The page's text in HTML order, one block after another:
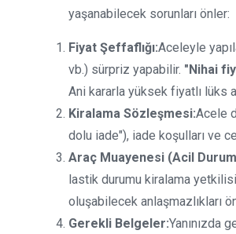
yaşanabilecek sorunları önler:
Fiyat Şeffaflığı:Aceleyle
vb.) sürpriz yapabilir. "Nihai
Ani kararla yüksek fiyatlı lüks
Kiralama Sözleşmesi:Acele
dolu iade"), iade koşulları ve
Araç Muayenesi (Acil
lastik durumu kiralama
oluşabilecek anlaşmazlıkları
Gerekli Belgeler:Yanınızda